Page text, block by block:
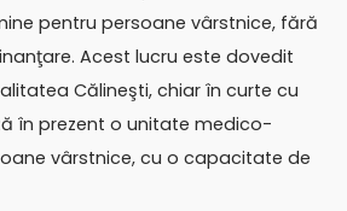
pentru persoane vârstnice, fără
Acest lucru este dovedit
Călineşti, chiar în curte cu
în prezent o unitate medico-
vârstnice, cu o capacitate de